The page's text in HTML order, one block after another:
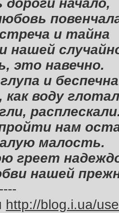
начало,
и тайна
нашей
это навечно.
и
как воду
нам
малость.
греет
нашей
http://blog.i.ua/